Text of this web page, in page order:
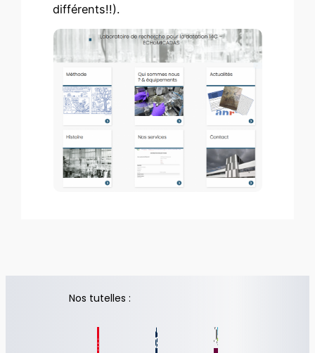
différents!!).
Nos tutelles :